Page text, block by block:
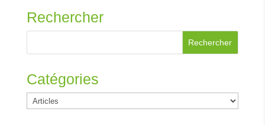
Rechercher
Catégories
Catégories